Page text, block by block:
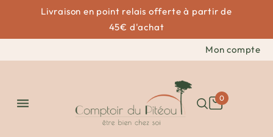
Livraison en point relais offerte à partir de
45€ d'achat
Mon compte
 0